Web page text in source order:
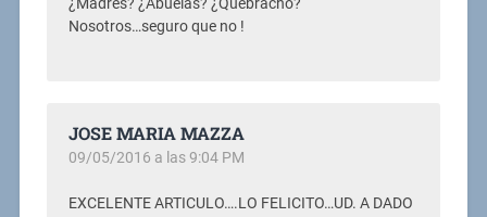
Nosotros…seguro que no !
JOSE MARIA MAZZA
09/05/2016 a las 9:04 PM
EXCELENTE ARTICULO….LO FELICITO…UD. A DADO